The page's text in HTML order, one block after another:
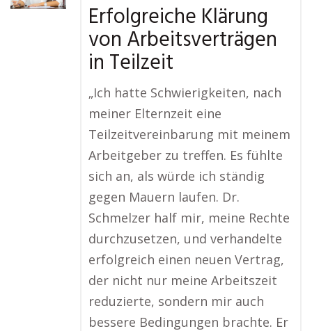
Erfolgreiche Klärung
von Arbeitsverträgen
in Teilzeit
„Ich hatte Schwierigkeiten, nach
meiner Elternzeit eine
Teilzeitvereinbarung mit meinem
Arbeitgeber zu treffen. Es fühlte
sich an, als würde ich ständig
gegen Mauern laufen. Dr.
Schmelzer half mir, meine Rechte
durchzusetzen, und verhandelte
erfolgreich einen neuen Vertrag,
der nicht nur meine Arbeitszeit
reduzierte, sondern mir auch
bessere Bedingungen brachte. Er